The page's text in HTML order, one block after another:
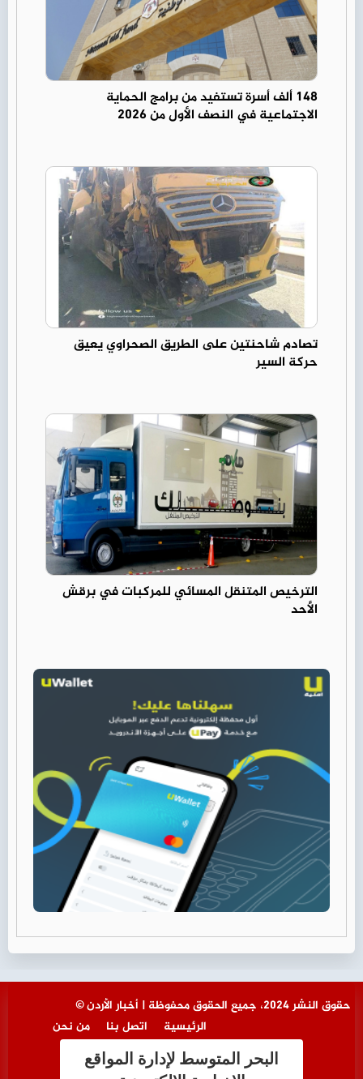
148 ألف أسرة تستفيد من برامج الحماية
الاجتماعية في النصف الأول من 2026
تصادم شاحنتين على الطريق الصحراوي يعيق
حركة السير
الترخيص المتنقل المسائي للمركبات في برقش
الأحد
© حقوق النشر 2024، جميع الحقوق محفوظة | أخبار الأردن
من نحن
اتصل بنا الرئيسية
البحر المتوسط لإدارة المواقع